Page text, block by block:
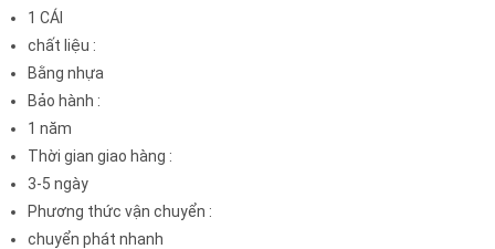
1 CÁI
chất liệu :
Bằng nhựa
Bảo hành :
1 năm
Thời gian giao hàng :
3-5 ngày
Phương thức vận chuyển :
chuyển phát nhanh